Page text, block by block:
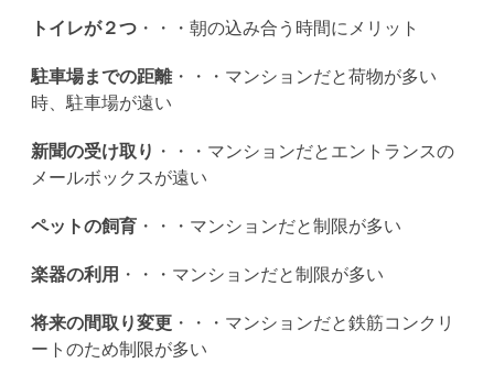
トイレが２つ ・・・朝の込み合う時間にメリット
駐車場までの距離・・・マンションだと荷物が多い
時、駐車場が遠い
新聞の受け取り ・・・マンションだとエントランスの
メールボックスが遠い
ペットの飼育 ・・・マンションだと制限が多い
楽器の利用 ・・・マンションだと制限が多い
将来の間取り変更 ・・・マンションだと鉄筋コンクリ
ートのため制限が多い